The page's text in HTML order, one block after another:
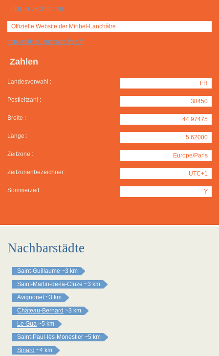
+(33) 04 76 34 12 28
Offizielle Website der Miribel-Lanchâtre
http://miribel.lanchatre.free.fr/
Zahlen
Landesvorwahl : FR
Postleitzahl : 38450
Breite : 44.97475
Länge : 5.62000
Zeitzone : Europe/Paris
Zeitzonenbezeichner : UTC+1
Sommerzeit : Y
Nachbarstädte
Saint-Guillaume ~3 km
Saint-Martin-de-la-Cluze ~3 km
Avignonet ~3 km
Château-Bernard ~3 km
Le Gua ~5 km
Saint-Paul-lès-Monestier ~5 km
Sinard ~4 km